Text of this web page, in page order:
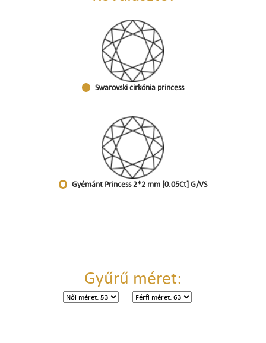
Swarovski cirkónia princess
Gyémánt Princess 2*2 mm [0.05Ct] G/VS
Gyűrű méret: